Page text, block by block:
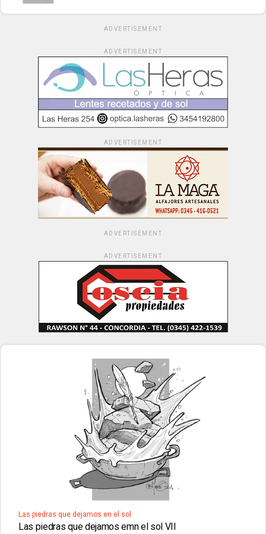
ADVERTISEMENT
ADVERTISEMENT
ADVERTISEMENT
ADVERTISEMENT
ADVERTISEMENT
Las piedras que dejamos en el sol
Las piedras que dejamos emn el sol VII